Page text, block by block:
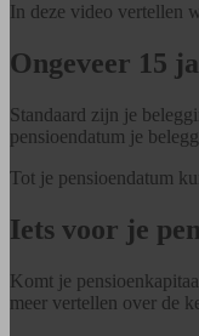
In deze video vertellen
Ongeveer 15
Standaard zijn je
pensioendatum je
Tot je pensioendatum
Iets voor je
Komt je
meer vertellen over de